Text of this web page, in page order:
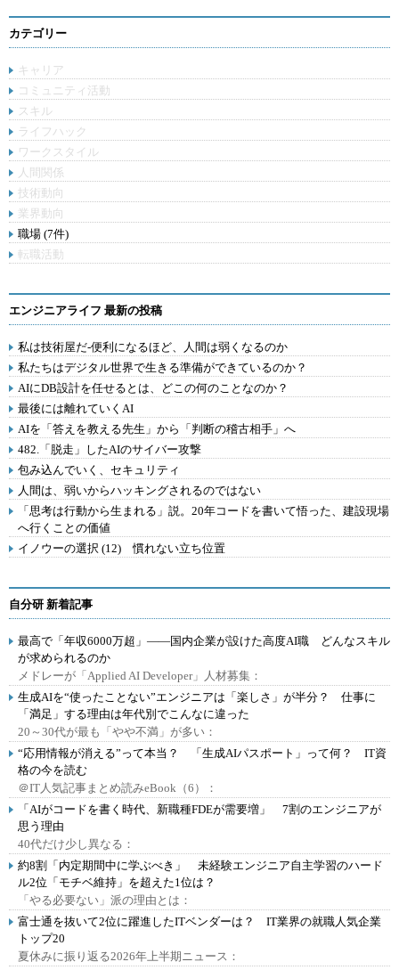
カテゴリー
キャリア
コミュニティ活動
スキル
ライフハック
ワークスタイル
人間関係
技術動向
業界動向
職場 (7件)
転職活動
エンジニアライフ 最新の投稿
私は技術屋だ-便利になるほど、人間は弱くなるのか
私たちはデジタル世界で生きる準備ができているのか？
AIにDB設計を任せるとは、どこの何のことなのか？
最後には離れていくAI
AIを「答えを教える先生」から「判断の稽古相手」へ
482.「脱走」したAIのサイバー攻撃
包み込んでいく、セキュリティ
人間は、弱いからハッキングされるのではない
「思考は行動から生まれる」説。20年コードを書いて悟った、建設現場
へ行くことの価値
イノウーの選択 (12) 慣れない立ち位置
自分研 新着記事
最高で「年収6000万超」――国内企業が設けた高度AI職 どんなスキル
が求められるのか
メドレーが「Applied AI Developer」人材募集：
生成AIを“使ったことない”エンジニアは「楽しさ」が半分？ 仕事に
「満足」する理由は年代別でこんなに違った
20～30代が最も「やや不満」が多い：
“応用情報が消える”って本当？ 「生成AIパスポート」って何？ IT資
格の今を読む
＠IT人気記事まとめ読みeBook（6）：
「AIがコードを書く時代、新職種FDEが需要増」 7割のエンジニアが
思う理由
40代だけ少し異なる：
約8割「内定期間中に学ぶべき」 未経験エンジニア自主学習のハード
ル2位「モチベ維持」を超えた1位は？
「やる必要ない」派の理由とは：
富士通を抜いて2位に躍進したITベンダーは？ IT業界の就職人気企業
トップ20
夏休みに振り返る2026年上半期ニュース：